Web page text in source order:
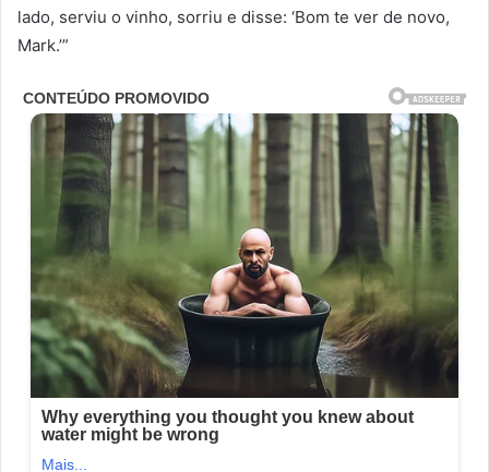
lado, serviu o vinho, sorriu e disse: ‘Bom te ver de novo,
Mark.’”